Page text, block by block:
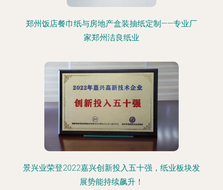
郑州饭店餐巾纸与房地产盒装抽纸定制——专业厂
家郑州洁良纸业
景兴业荣登2022嘉兴创新投入五十强，纸业板块发
展势能持续飙升！